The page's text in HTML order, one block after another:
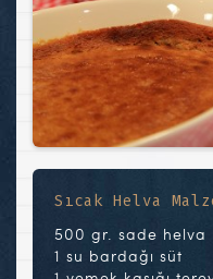
Sıcak Helva
500 gr. sade helva
1 su bardağı süt